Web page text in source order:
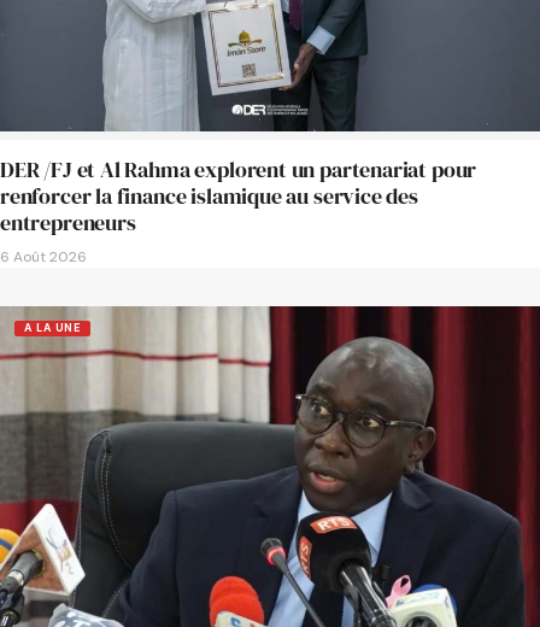
DER /FJ et Al Rahma explorent un partenariat pour
renforcer la finance islamique au service des
entrepreneurs
6 Août 2026
A LA UNE